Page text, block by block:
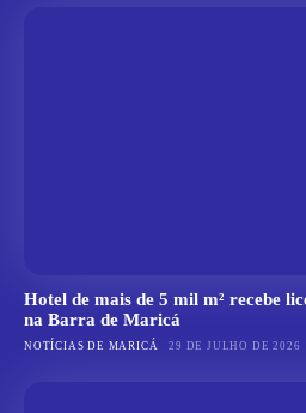
Hotel de mais de 5 mil m² recebe
na Barra de Maricá
NOTÍCIAS DE MARICÁ 29 DE JULHO DE 2026